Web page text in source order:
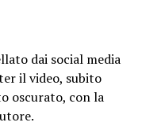
dai social media
il video, subito
oscurato, con la